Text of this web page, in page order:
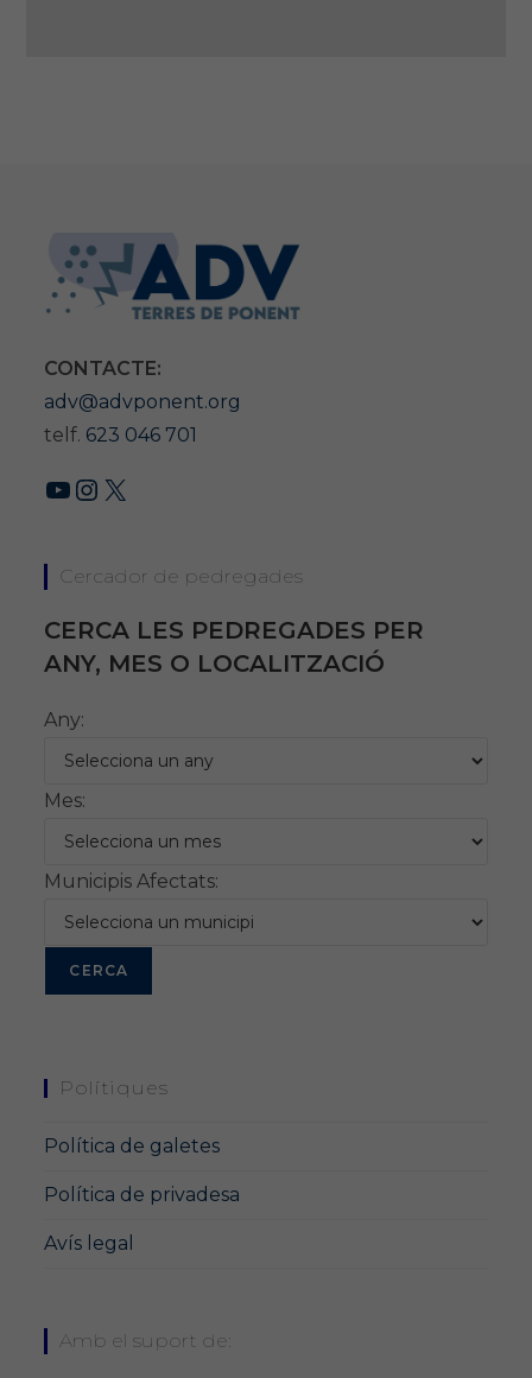
CONTACTE:
adv@advponent.org
telf. 623 046 701
YouTube
Instagram
X
Cercador de pedregades
CERCA LES PEDREGADES PER
ANY, MES O LOCALITZACIÓ
Any:
Mes:
Municipis Afectats:
Polítiques
Política de galetes
Política de privadesa
Avís legal
Amb el suport de: